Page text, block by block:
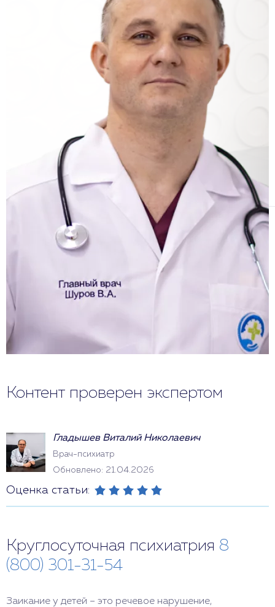
Контент проверен экспертом
Гладышев Виталий Николаевич
Врач-психиатр
Обновлено: 21.04.2026
Оценка статьи:
Круглосуточная психиатрия 8
(800) 301-31-54
Заикание у детей – это речевое нарушение,